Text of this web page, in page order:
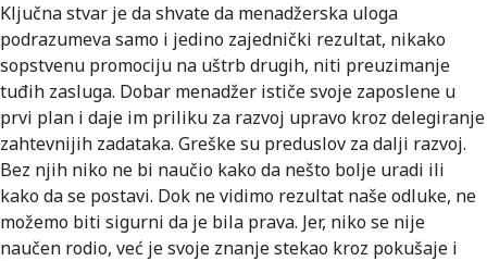
Ključna stvar je da shvate da menadžerska uloga
podrazumeva samo i jedino zajednički rezultat, nikako
sopstvenu promociju na uštrb drugih, niti preuzimanje
tuđih zasluga. Dobar menadžer ističe svoje zaposlene u
prvi plan i daje im priliku za razvoj upravo kroz delegiranje
zahtevnijih zadataka. Greške su preduslov za dalji razvoj.
Bez njih niko ne bi naučio kako da nešto bolje uradi ili
kako da se postavi. Dok ne vidimo rezultat naše odluke, ne
možemo biti sigurni da je bila prava. Jer, niko se nije
naučen rodio, već je svoje znanje stekao kroz pokušaje i